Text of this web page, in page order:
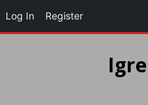
Log In Register